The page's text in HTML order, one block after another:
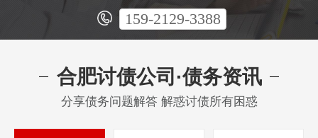
159-2129-3388
合肥讨债公司·债务资讯
分享债务问题解答 解惑讨债所有困惑